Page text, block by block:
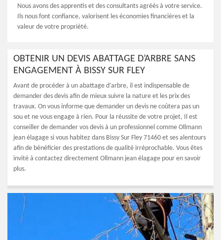
Nous avons des apprentis et des consultants agréés à votre service.
Ils nous font confiance, valorisent les économies financières et la
valeur de votre propriété.
OBTENIR UN DEVIS ABATTAGE D’ARBRE SANS
ENGAGEMENT À BISSY SUR FLEY
Avant de procéder à un abattage d’arbre, il est indispensable de
demander des devis afin de mieux suivre la nature et les prix des
travaux. On vous informe que demander un devis ne coûtera pas un
sou et ne vous engage à rien. Pour la réussite de votre projet, Il est
conseiller de demander vos devis à un professionnel comme Ollmann
jean élagage si vous habitez dans Bissy Sur Fley 71460 et ses alentours
afin de bénéficier des prestations de qualité irréprochable. Vous êtes
invité à contactez directement Ollmann jean élagage pour en savoir
plus.